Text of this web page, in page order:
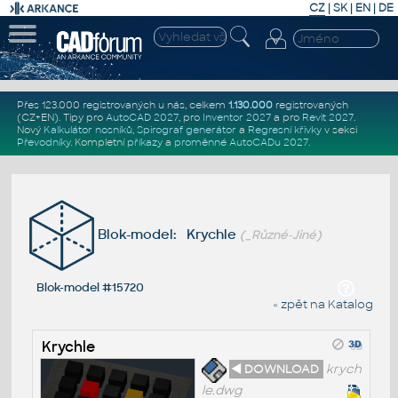
CZ | SK| EN | DE
Přes 123.000 registrovaných u nás, celkem 1.130.000registrovaných
(CZ+EN). Tipy pro AutoCAD 2027, pro Inventor 2027a pro Revit 2027.
Nový Kalkulátor nosníků, Spirograf generátor a Regresní křivkyv sekci
Převodníky. Kompletní příkazya proměnné AutoCADu 2027.
Blok-model: Krychle (_Různé-Jiné)
Blok-model #15720
« zpět na Katalog
Krychle
◄ DOWNLOAD krych
le.dwg